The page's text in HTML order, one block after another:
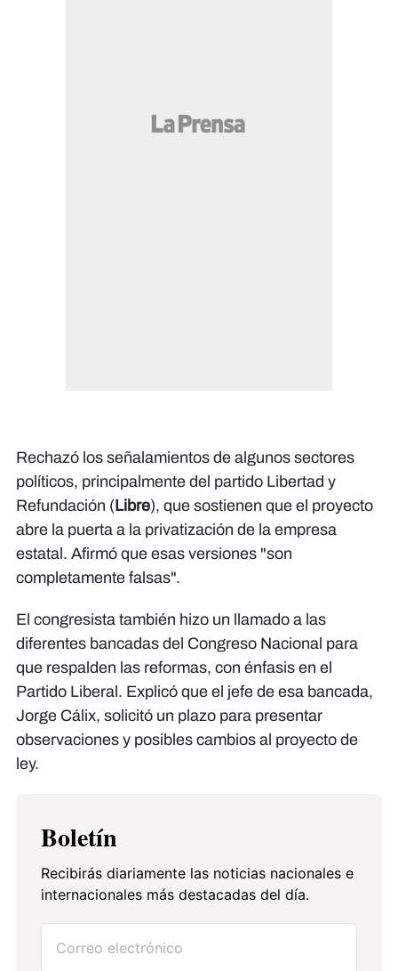
Rechazó los señalamientos de algunos sectores
políticos, principalmente del partido Libertad y
Refundación (Libre), que sostienen que el proyecto
abre la puerta a la privatización de la empresa
estatal. Afirmó que esas versiones "son
completamente falsas".
El congresista también hizo un llamado a las
diferentes bancadas del Congreso Nacional para
que respalden las reformas, con énfasis en el
Partido Liberal. Explicó que el jefe de esa bancada,
Jorge Cálix, solicitó un plazo para presentar
observaciones y posibles cambios al proyecto de
ley.
Boletín
Recibirás diariamente las noticias nacionales e
internacionales más destacadas del día.